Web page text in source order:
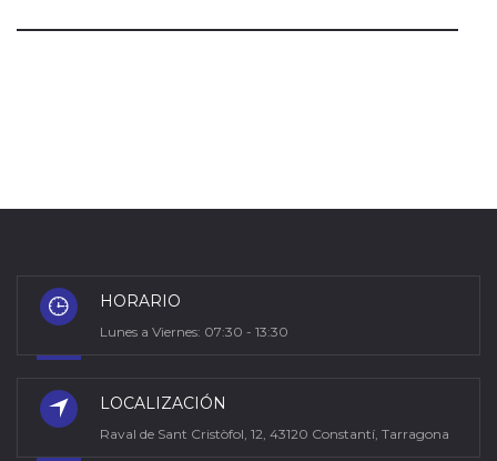
HORARIO
Lunes a Viernes: 07:30 - 13:30
LOCALIZACIÓN
Raval de Sant Cristòfol, 12, 43120 Constantí, Tarragona